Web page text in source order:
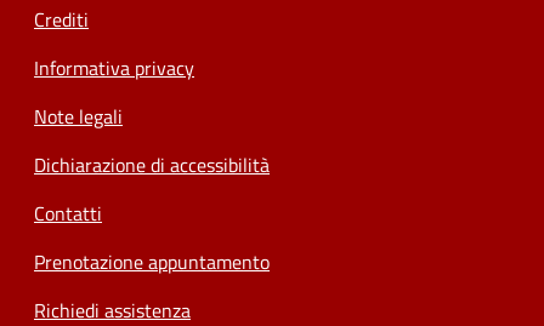
Crediti
Informativa privacy
Note legali
Dichiarazione di accessibilità
Contatti
Prenotazione appuntamento
Richiedi assistenza